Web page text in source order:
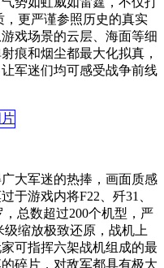
更严谨参照历史的真实
戏场景的云层、海面等细
痕和烟尘都最大化拟真，
军迷们均可感受战争前线
大军迷的热捧，画面质感
于游戏内将F22、歼31、
总数超过200个机型，严
缩放极致还原，战机上
可指挥六架战机组成的最
碎片，对敌军都具有极大